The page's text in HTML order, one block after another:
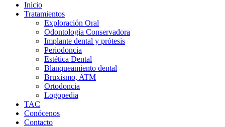
Inicio
Tratamientos
Exploración Oral
Odontología Conservadora
Implante dental y prótesis
Periodoncia
Estética Dental
Blanqueamiento dental
Bruxismo, ATM
Ortodoncia
Logopedia
TAC
Conócenos
Contacto